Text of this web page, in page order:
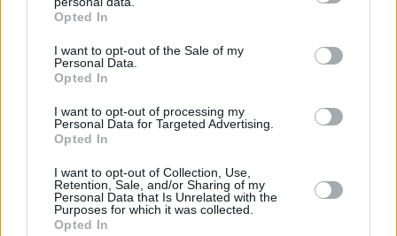
grant or deny consent to Google and its third-party tags to
use your data for below specified purposes in below Google
consent section.
Opted In
I want to opt-out of the Sale of my
Personal Data.
Opted In
I want to opt-out of processing my
Personal Data for Targeted Advertising.
Opted In
I want to opt-out of Collection, Use,
Retention, Sale, and/or Sharing of my
Personal Data that Is Unrelated with the
Purposes for which it was collected.
Opted In
ΑΠΑΝΤΗΣΗ
Grecko.Site
15.05.2026, 09:43
2 3 2 6 Στον σημερινό κόσμο είναι δύσκολο να βρεις
κάποιον ειλικρινή και έτοιμο για πραγματική σχέση. Γι
αυτό δημιουργήσαμε αυτόν τον χώρο ειδικά για
άνδρες όπως εσύ που έχουν ξεκάθαρες προσδοκίες.
Εδώ οι γυναίκες εκτιμούν την υπευθυνότητα την